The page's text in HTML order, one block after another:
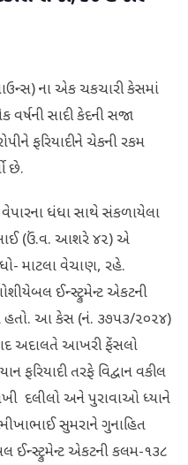
ના એક ચકચારી કેસમાં
સાદી કેદની સજા
ફરિયાદીને ચેકની રકમ
છે.
ધંધા સાથે સંકળાયેલા
(ઉં.વ. આશરે ૪૨) એ
માટલા વેચાણ, રહે.
ઈન્સ્ટ્રુમેન્ટ એકટની
હતો. આ કેસ (નં. ૩૭૫૩/૨૦૨૪)
બાદ અદાલતે આખરી ફેંસલો
ફરિયાદી તરફે વિદ્વાન વકીલ
રાખી દલીલો અને પુરાવાઓ ધ્યાને
સુમરાને ગુનાહિત
ઈન્સ્ટ્રુમેન્ટ એકટની કલમ-૧૩૮